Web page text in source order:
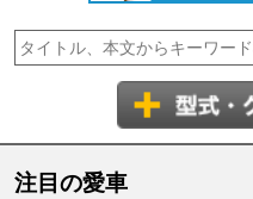
注目の愛車